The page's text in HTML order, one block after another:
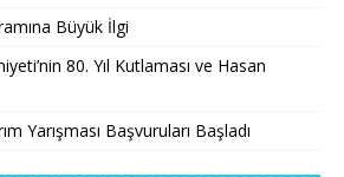
Büyük İlgi
80. Yıl Kutlaması ve Hasan
Yarışması Başvuruları Başladı